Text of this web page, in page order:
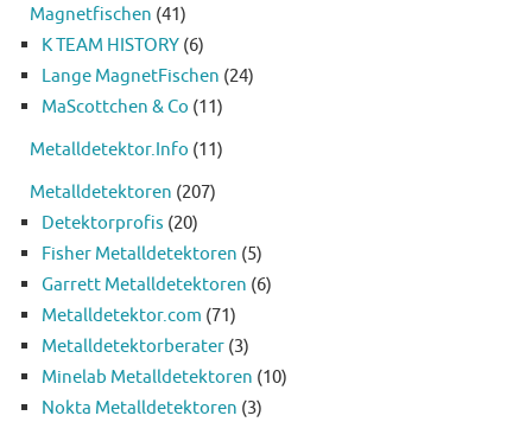
Magnetfischen (41)
K TEAM HISTORY (6)
Lange MagnetFischen (24)
MaScottchen & Co (11)
Metalldetektor.Info (11)
Metalldetektoren (207)
Detektorprofis (20)
Fisher Metalldetektoren (5)
Garrett Metalldetektoren (6)
Metalldetektor.com (71)
Metalldetektorberater (3)
Minelab Metalldetektoren (10)
Nokta Metalldetektoren (3)